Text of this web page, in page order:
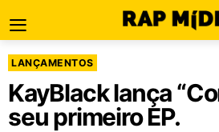
LANÇAMENTOS
KayBlack lança
seu primeiro EP.